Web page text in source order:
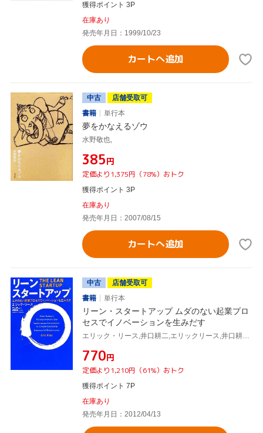
獲得ポイント 3P
在庫あり
発売年月日：1999/10/23
カートへ追加
中古
店舗受取可
書籍
単行本
夢をかなえるゾウ
水野敬也,
¥385円
定価より1,375円（78%）おトク
獲得ポイント 3P
在庫あり
発売年月日：2007/08/15
カートへ追加
中古
店舗受取可
書籍
単行本
リーン・スタートアップ ムダのない起業プロ
セスでイノベーションを生みだす
エリック・リース,井口耕二,エリックリース,井口耕二,伊藤穰一,
¥770円
定価より1,210円（61%）おトク
獲得ポイント 7P
在庫あり
発売年月日：2012/04/13